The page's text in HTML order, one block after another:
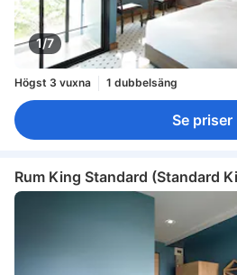
1/7
Högst 3 vuxna 1 dubbelsäng
Se priser
Rum King Standard (Standard